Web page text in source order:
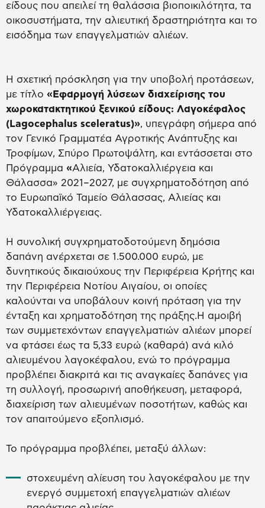
είδους που απειλεί τη θαλάσσια βιοποικιλότητα, τα
οικοσυστήματα, την αλιευτική δραστηριότητα και το
εισόδημα των επαγγελματιών αλιέων.
Η σχετική πρόσκληση για την υποβολή προτάσεων,
με τίτλο «Εφαρμογή λύσεων διαχείρισης του
χωροκατακτητικού ξενικού είδους: Λαγοκέφαλος
(Lagocephalus sceleratus)», υπεγράφη σήμερα από
τον Γενικό Γραμματέα Αγροτικής Ανάπτυξης και
Τροφίμων, Σπύρο Πρωτοψάλτη, και εντάσσεται στο
Πρόγραμμα «Αλιεία, Υδατοκαλλιέργεια και
Θάλασσα» 2021–2027, με συγχρηματοδότηση από
το Ευρωπαϊκό Ταμείο Θάλασσας, Αλιείας και
Υδατοκαλλιέργειας.
Η συνολική συγχρηματοδοτούμενη δημόσια
δαπάνη ανέρχεται σε 1.500.000 ευρώ, με
δυνητικούς δικαιούχους την Περιφέρεια Κρήτης και
την Περιφέρεια Νοτίου Αιγαίου, οι οποίες
καλούνται να υποβάλουν κοινή πρόταση για την
ένταξη και χρηματοδότηση της πράξης.Η αμοιβή
των συμμετεχόντων επαγγελματιών αλιέων μπορεί
να φτάσει έως τα 5,33 ευρώ (καθαρά) ανά κιλό
αλιευμένου λαγοκέφαλου, ενώ το πρόγραμμα
προβλέπει διακριτά και τις αναγκαίες δαπάνες για
τη συλλογή, προσωρινή αποθήκευση, μεταφορά,
διαχείριση των αλιευμένων ποσοτήτων, καθώς και
τον απαιτούμενο εξοπλισμό.
Το πρόγραμμα προβλέπει, μεταξύ άλλων:
στοχευμένη αλίευση του λαγοκέφαλου με την
ενεργό συμμετοχή επαγγελματιών αλιέων